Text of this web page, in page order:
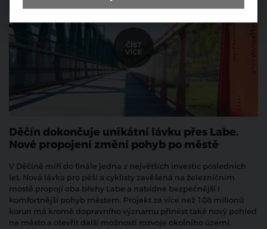
Děčín dokončuje unikátní lávku přes Labe.
Nové propojení změní pohyb po městě
V Děčíně míří do finále jedna z největších investic posledních
let. Nová lávka pro pěší a cyklisty zavěšená na železničním
mostě propojí oba břehy Labe a nabídne bezpečnější i
komfortnější pohyb městem. Projekt za více než 108 milionů
korun má kromě dopravního významu přinést také nový pohled
na město a otevřít další možnosti rozvoje okolního území.